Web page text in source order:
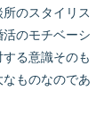
のスタイリス
のモチベーシ
る意識そのも
ものなのであ